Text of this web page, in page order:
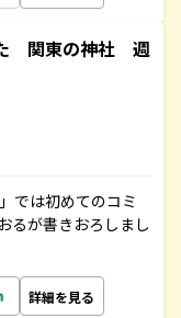
関東の神社 週
では初めてのコミ
るが書きおろしまし
詳細を見る